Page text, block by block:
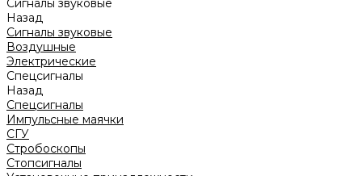
Сигналы звуковые
Назад
Сигналы звуковые
Воздушные
Электрические
Спецсигналы
Назад
Спецсигналы
Импульсные маячки
СГУ
Стробоскопы
Стопсигналы